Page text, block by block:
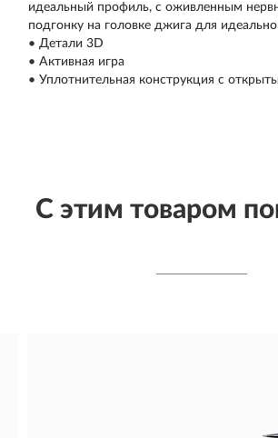
идеальный профиль, с оживленным
подгонку на головке джига для
• Детали 3D
• Активная игра
• Уплотнительная конструкция с
С этим товаром